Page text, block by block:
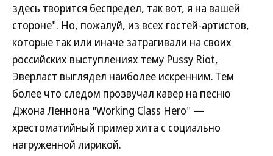
здесь творится беспредел, так вот, я на вашей
стороне". Но, пожалуй, из всех гостей-артистов,
которые так или иначе затрагивали на своих
российских выступлениях тему Pussy Riot,
Эверласт выглядел наиболее искренним. Тем
более что следом прозвучал кавер на песню
Джона Леннона "Working Class Hero" —
хрестоматийный пример хита с социально
нагруженной лирикой.